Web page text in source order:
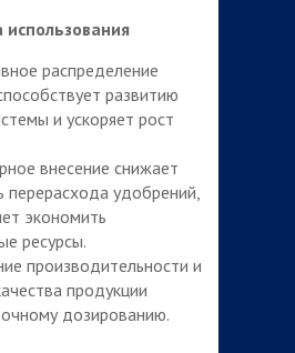
распределение
развитию
и ускоряет рост
внесение снижает
перерасхода удобрений,
экономить
ресурсы.
производительности и
продукции
дозированию.